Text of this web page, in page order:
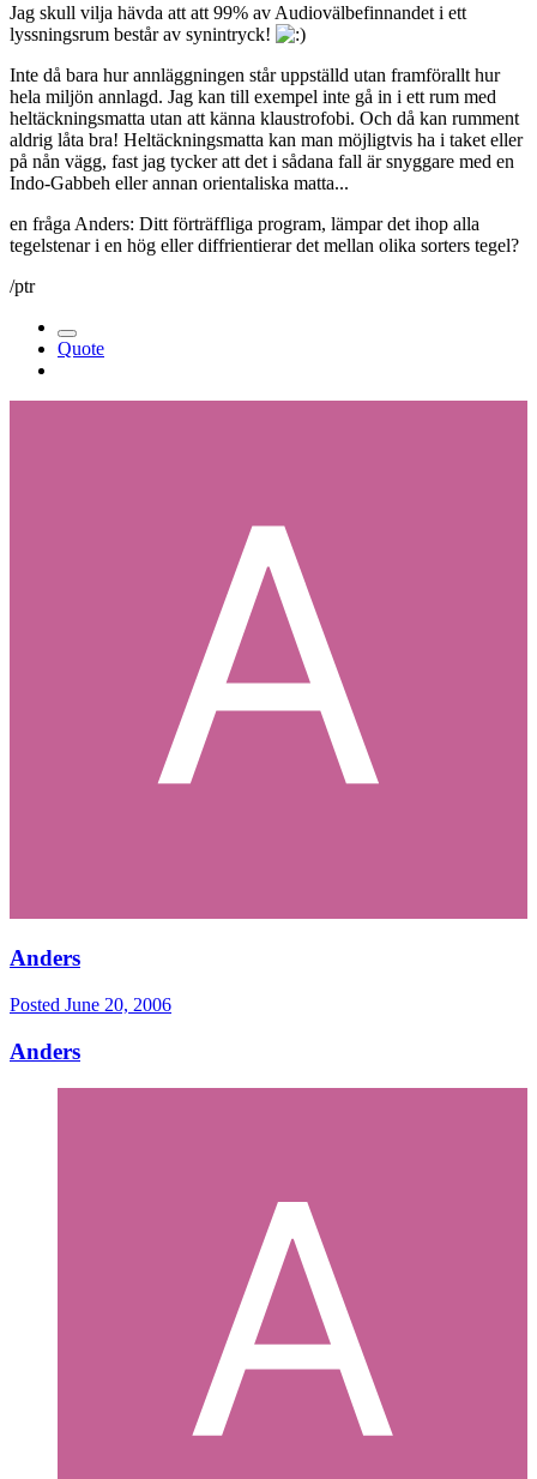
Jag skull vilja hävda att att 99% av Audiovälbefinnandet i ett
lyssningsrum består av synintryck!
Inte då bara hur annläggningen står uppställd utan framförallt hur
hela miljön annlagd. Jag kan till exempel inte gå in i ett rum med
heltäckningsmatta utan att känna klaustrofobi. Och då kan rumment
aldrig låta bra! Heltäckningsmatta kan man möjligtvis ha i taket eller
på nån vägg, fast jag tycker att det i sådana fall är snyggare med en
Indo-Gabbeh eller annan orientaliska matta...
en fråga Anders: Ditt förträffliga program, lämpar det ihop alla
tegelstenar i en hög eller diffrientierar det mellan olika sorters tegel?
/ptr
Quote
Anders
Posted June 20, 2006
Anders